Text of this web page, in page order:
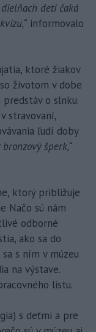
deti čaká
informovalo
ktoré žiakov
životom v dobe
o slnku.
stravovaní,
ľudí doby
šperk,“
ktorý približuje
Načo sú nám
odborné
ako sa do
s ním v múzeu
na výstave.
listu.
s deťmi a pre